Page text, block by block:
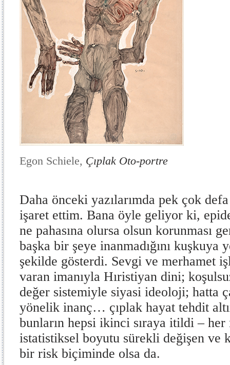
Egon Schiele, Çıplak Oto-portre
Daha önceki yazılarımda pek çok
işaret ettim. Bana öyle geliyor ki,
ne pahasına olursa olsun korunması
başka bir şeye inanmadığını kuşkuya
şekilde gösterdi. Sevgi ve merhamet
varan imanıyla Hıristiyan dini;
değer sistemiyle siyasi ideoloji; hatta
yönelik inanç… çıplak hayat tehdit
bunların hepsi ikinci sıraya itildi –
istatistiksel boyutu sürekli değişen ve
bir risk biçiminde olsa da.